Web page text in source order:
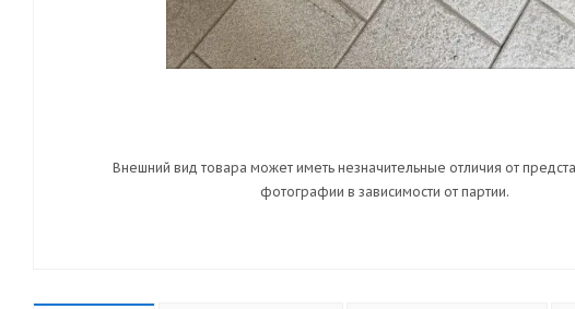
Внешний вид товара может иметь незначительные отличия от
фотографии в зависимости от партии.